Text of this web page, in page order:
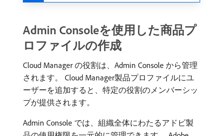
Admin Consoleを使用した商品プ
ロファイルの作成
Cloud Manager の役割は、Admin Console から管理
されます。 Cloud Manager製品プロファイルにユ
ーザーを追加すると、特定の役割のメンバーシッ
プが提供されます。
Admin Console では、組織全体にわたるアドビ製